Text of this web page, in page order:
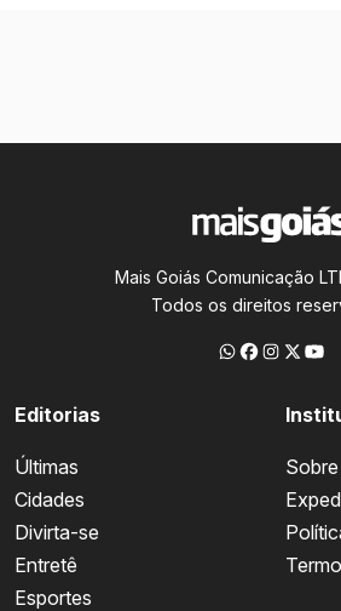
Mais Goiás Comunicação
Todos os direitos
Editorias
Últimas
Cidades
Divirta-se
Entretê
Esportes